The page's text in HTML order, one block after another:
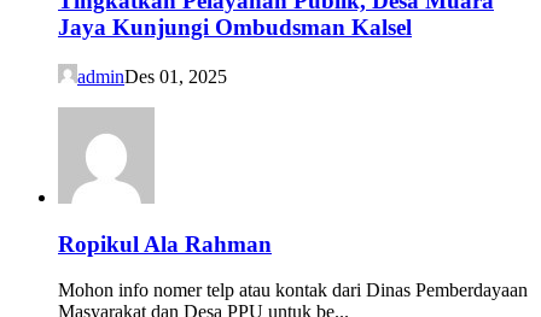
Jaya Kunjungi Ombudsman Kalsel
adminDes 01, 2025
Ropikul Ala Rahman
Mohon info nomer telp atau kontak dari Dinas Pemberdayaan
Masyarakat dan Desa PPU untuk be...